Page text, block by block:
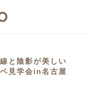
と陰影が美しい
見学会in名古屋